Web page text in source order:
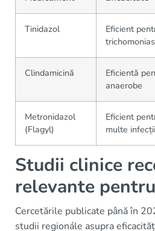
Tinidazol
Eficient
Clindamicină
Eficientă
anaerobe
Metronidazol
(Flagyl)
Eficient
multe infecții
Studii clinice
relevante
Cercetările publicate până în
studii regionále asupra